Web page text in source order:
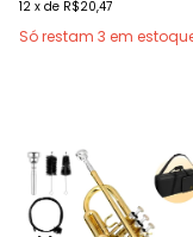
mesa uma
shows ao vivo, e
Conteúdo da
12 x de R$20,47
Só restam 3 em